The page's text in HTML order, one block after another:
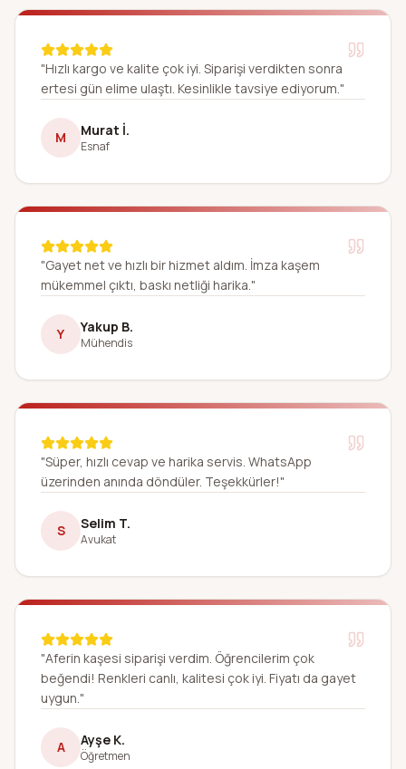
"Hızlı kargo ve kalite çok iyi. Siparişi verdikten sonra
ertesi gün elime ulaştı. Kesinlikle tavsiye ediyorum."
M Murat İ.
Esnaf
"Gayet net ve hızlı bir hizmet aldım. İmza kaşem
mükemmel çıktı, baskı netliği harika."
Y Yakup B.
Mühendis
"Süper, hızlı cevap ve harika servis. WhatsApp
üzerinden anında döndüler. Teşekkürler!"
S Selim T.
Avukat
"Aferin kaşesi siparişi verdim. Öğrencilerim çok
beğendi! Renkleri canlı, kalitesi çok iyi. Fiyatı da gayet
uygun."
A Ayşe K.
Öğretmen